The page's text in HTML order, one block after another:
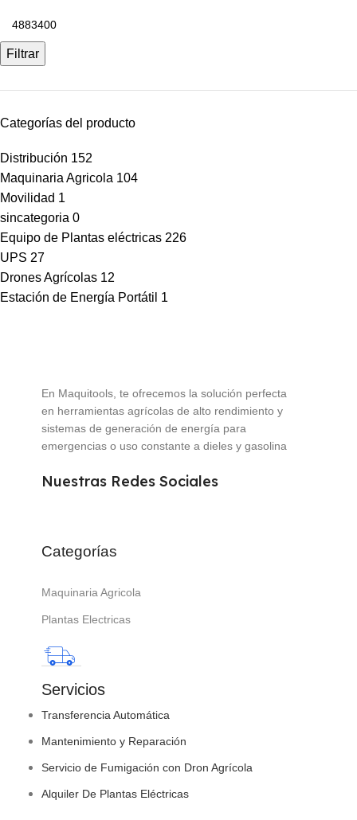
Filtrar
Categorías del producto
Distribución 152
Maquinaria Agricola 104
Movilidad 1
sincategoria 0
Equipo de Plantas eléctricas 226
UPS 27
Drones Agrícolas 12
Estación de Energía Portátil 1
En Maquitools, te ofrecemos la solución perfecta
en herramientas agrícolas de alto rendimiento y
sistemas de generación de energía para
emergencias o uso constante a dieles y gasolina
Nuestras Redes Sociales
Categorías
Maquinaria Agricola
Plantas Electricas
Servicios
Transferencia Automática
Mantenimiento y Reparación
Servicio de Fumigación con Dron Agrícola
Alquiler De Plantas Eléctricas